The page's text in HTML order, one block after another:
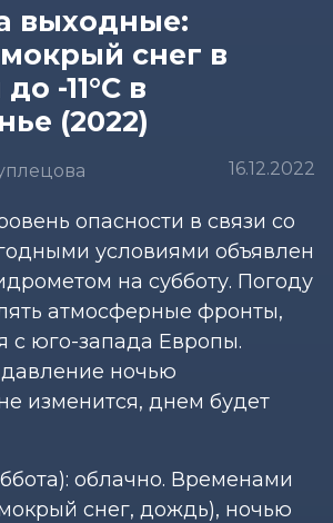
выходные:
снег в
-11°С в
(2022)
16.12.2022
опасности в связи со
условиями объявлен
на субботу. Погоду
атмосферные фронты,
юго-запада Европы.
ночью
изменится, днем будет
облачно. Временами
снег, дождь), ночью